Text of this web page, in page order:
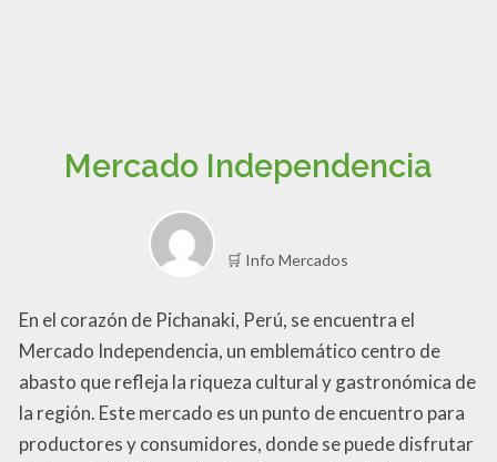
Mercado Independencia
🛒 Info Mercados
En el corazón de Pichanaki, Perú, se encuentra el
Mercado Independencia, un emblemático centro de
abasto que refleja la riqueza cultural y gastronómica de
la región. Este mercado es un punto de encuentro para
productores y consumidores, donde se puede disfrutar